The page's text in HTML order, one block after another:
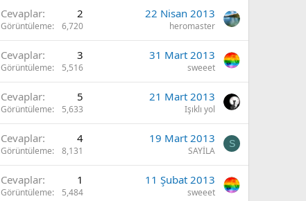
Cevaplar 2
Görüntüleme 6,720
22 Nisan 2013
heromaster
Cevaplar 3
Görüntüleme 5,516
31 Mart 2013
sweeet
Cevaplar 5
Görüntüleme 5,633
21 Mart 2013
Işıklı yol
Cevaplar 4
Görüntüleme 8,131
19 Mart 2013
SAYİLA
S
Cevaplar 1
Görüntüleme 5,484
11 Şubat 2013
sweeet